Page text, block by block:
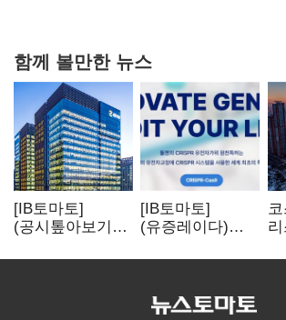
함께 볼만한 뉴스
[IB토마토]
(공시톺아보기)
바로 매출로
[IB토마토]
(유증레이다)
3분의 1 토막…
비용부터 챙긴다
뒷